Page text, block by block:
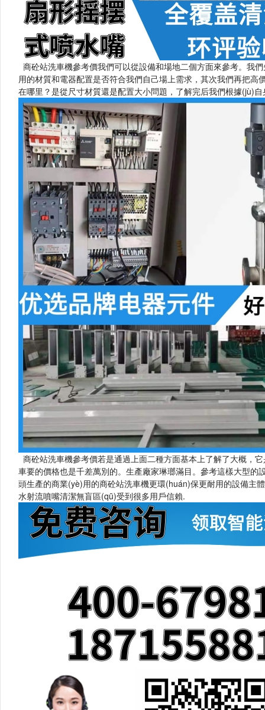
商砼站洗車機參考價我們可以從設備和場地二個方面來參考。
用的材質和電器配置是否符合我們自己場上需求，其次我們再把
在哪里？是從尺寸材質還是配置大小問題，了解完后我們根據
商砼站洗車機參考價若是通過上面二種方面基本上了解了大概，它是
車要的價格也是千差萬別的。生產廠家琳瑯滿目。參考這樣大
頭生產的商業(yè)用的商砼站洗車機更環(huán)保更耐用的設備主體
水射流噴嘴清潔無盲區(qū)受到很多用戶信賴.